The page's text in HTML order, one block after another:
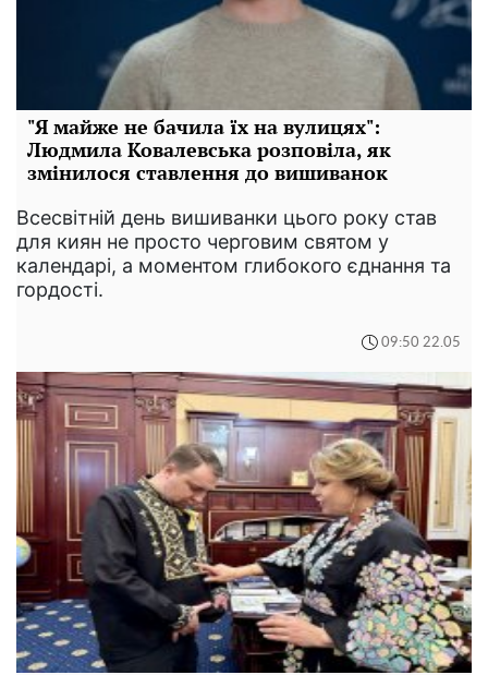
"Я майже не бачила їх на вулицях":
Людмила Ковалевська розповіла, як
змінилося ставлення до вишиванок
Всесвітній день вишиванки цього року став
для киян не просто черговим святом у
календарі, а моментом глибокого єднання та
гордості.
09:50 22.05